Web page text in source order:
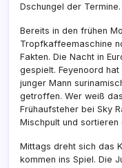
Dschungel der Termine.
Bereits in den frühen
Tropfkaffeemaschine
Fakten. Die Nacht in
gespielt. Feyenoord
junger Mann
getroffen. Wer weiß
Frühaufsteher bei Sky
Mischpult und
Mittags dreht sich das
kommen ins Spiel. Die